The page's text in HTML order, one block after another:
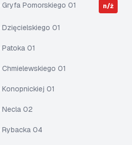
Gryfa Pomorskiego 01 n/ż
Dzięcielskiego 01
Patoka 01
Chmielewskiego 01
Konopnickiej 01
Necla 02
Rybacka 04